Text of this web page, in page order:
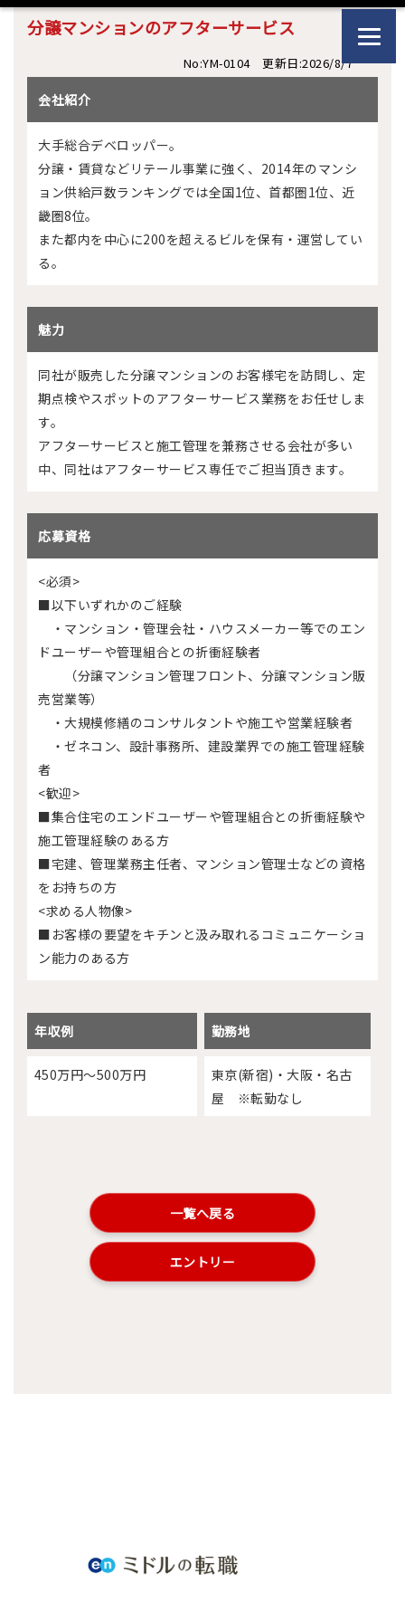
分譲マンションのアフターサービス
No:YM-0104 更新日:2026/8/7
会社紹介
大手総合デベロッパー。
分譲・賃貸などリテール事業に強く、2014年のマンシ
ョン供給戸数ランキングでは全国1位、首都圏1位、近
畿圏8位。
また都内を中心に200を超えるビルを保有・運営してい
る。
魅力
同社が販売した分譲マンションのお客様宅を訪問し、定
期点検やスポットのアフターサービス業務をお任せしま
す。
アフターサービスと施工管理を兼務させる会社が多い
中、同社はアフターサービス専任でご担当頂きます。
応募資格
<必須>
■以下いずれかのご経験
・マンション・管理会社・ハウスメーカー等でのエン
ドユーザーや管理組合との折衝経験者
（分譲マンション管理フロント、分譲マンション販
売営業等）
・大規模修繕のコンサルタントや施工や営業経験者
・ゼネコン、設計事務所、建設業界での施工管理経験
者
<歓迎>
■集合住宅のエンドユーザーや管理組合との折衝経験や
施工管理経験のある方
■宅建、管理業務主任者、マンション管理士などの資格
をお持ちの方
<求める人物像>
■お客様の要望をキチンと汲み取れるコミュニケーショ
ン能力のある方
年収例 勤務地
450万円～500万円
東京(新宿)・大阪・名古
屋 ※転勤なし
一覧へ戻る
エントリー